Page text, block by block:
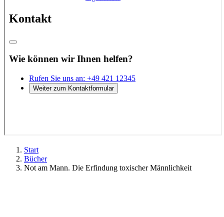
Start
Bücher
Not am Mann. Die Erfindung toxischer Männlichkeit